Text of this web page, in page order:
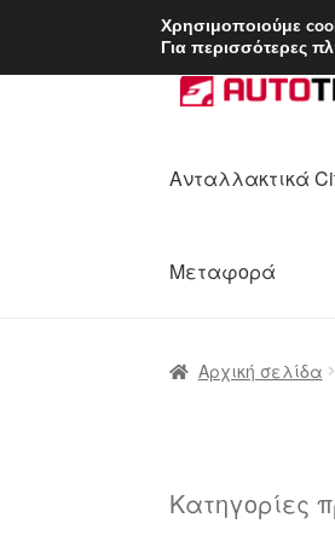
Απευθείας
μετάβαση
πλοήγηση
Μετάβαση
σε
Ανταλλακτικά
Μεταφορά
Αρχική σελίδα
Κατηγορίες
Χρησιμοποιούμε
Για περισσότερες